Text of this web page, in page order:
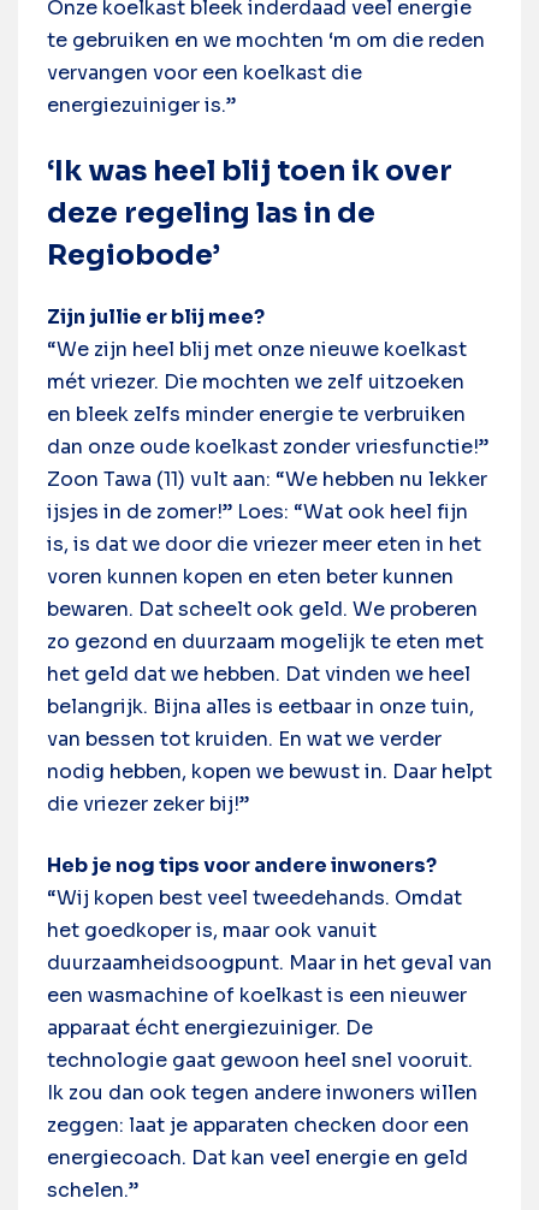
Onze koelkast bleek inderdaad veel energie
te gebruiken en we mochten ‘m om die reden
vervangen voor een koelkast die
energiezuiniger is.”
‘Ik was heel blij toen ik over
deze regeling las in de
Regiobode’
Zijn jullie er blij mee?
“We zijn heel blij met onze nieuwe koelkast
mét vriezer. Die mochten we zelf uitzoeken
en bleek zelfs minder energie te verbruiken
dan onze oude koelkast zonder vriesfunctie!”
Zoon Tawa (11) vult aan: “We hebben nu lekker
ijsjes in de zomer!” Loes: “Wat ook heel fijn
is, is dat we door die vriezer meer eten in het
voren kunnen kopen en eten beter kunnen
bewaren. Dat scheelt ook geld. We proberen
zo gezond en duurzaam mogelijk te eten met
het geld dat we hebben. Dat vinden we heel
belangrijk. Bijna alles is eetbaar in onze tuin,
van bessen tot kruiden. En wat we verder
nodig hebben, kopen we bewust in. Daar helpt
die vriezer zeker bij!”
Heb je nog tips voor andere inwoners?
“Wij kopen best veel tweedehands. Omdat
het goedkoper is, maar ook vanuit
duurzaamheidsoogpunt. Maar in het geval van
een wasmachine of koelkast is een nieuwer
apparaat écht energiezuiniger. De
technologie gaat gewoon heel snel vooruit.
Ik zou dan ook tegen andere inwoners willen
zeggen: laat je apparaten checken door een
energiecoach. Dat kan veel energie en geld
schelen.”